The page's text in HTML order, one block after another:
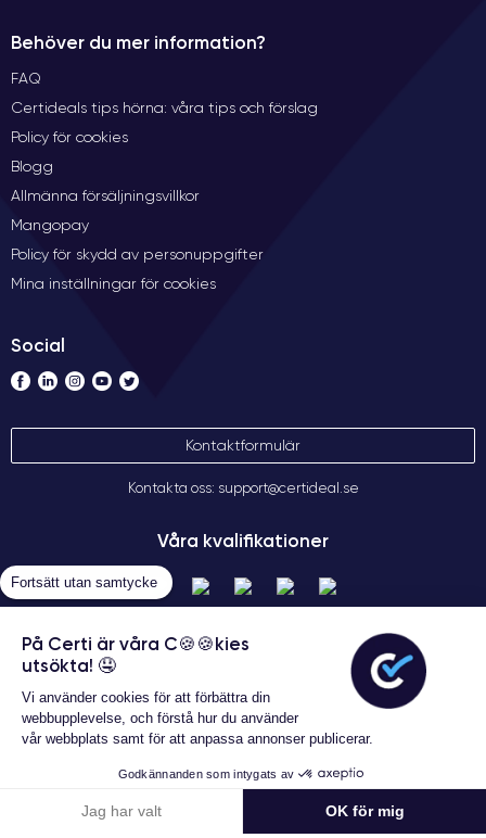
Garanterat 24 månader
1 870 kr Lägg i varukorgen
Behöver du mer information?
FAQ
Certideals tips hörna: våra tips och förslag
Policy för cookies
Blogg
Allmänna försäljningsvillkor
Mangopay
Policy för skydd av personuppgifter
Mina inställningar för cookies
Social
Kontaktformulär
Kontakta oss: support@certideal.se
Våra kvalifikationer
Allmänna försäljningsvillkor
förbehållna
Fortsätt utan samtycke
På Certi är våra C🍪🍪kies
utsökta! 🤤
Vi använder cookies för att förbättra din
webbupplevelse, och förstå hur du använder
vår webbplats samt för att anpassa annonser publicerar.
Godkännanden som intygats av
Jag har valt OK för mig